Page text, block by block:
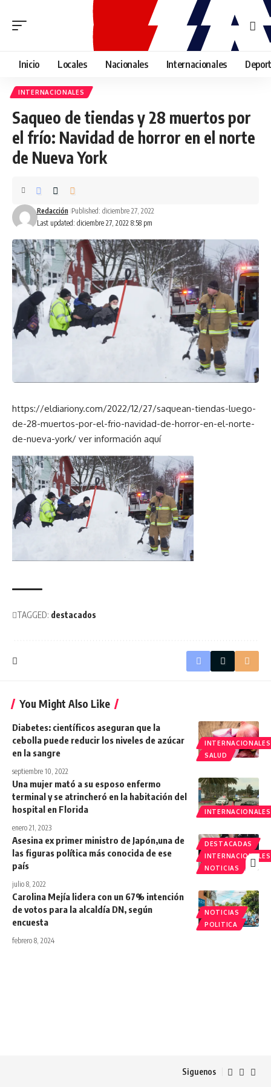
Inicio Locales Nacionales Internacionales
INTERNACIONALES
Saqueo de tiendas y 28 muertos por
el frío: Navidad de horror en el norte
de Nueva York
Last updated: diciembre 27, 2022 8:58 pm
Redacción Published: diciembre 27, 2022
https://eldiariony.com/2022/12/27/saquean-tiendas-luego-
de-28-muertos-por-el-frio-navidad-de-horror-en-el-norte-
de-nueva-york/ ver información aquí
TAGGED: destacados
You Might Also Like
INTERNACIONALES
SALUD
Diabetes: científicos aseguran que la
cebolla puede reducir los niveles de azúcar
en la sangre
septiembre 10, 2022
INTERNACIONALES
Una mujer mató a su esposo enfermo
terminal y se atrincheró en la habitación del
hospital en Florida
enero 21, 2023
DESTACADAS
INTERNACIONALES
NOTICIAS
Asesina ex primer ministro de Japón,una de
las figuras política más conocida de ese
país
julio 8, 2022
NOTICIAS
POLITICA
Carolina Mejía lidera con un 67% intención
de votos para la alcaldía DN, según
encuesta
febrero 8, 2024
Siguenos